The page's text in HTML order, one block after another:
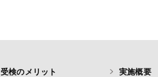
受検のメリット
実施概要